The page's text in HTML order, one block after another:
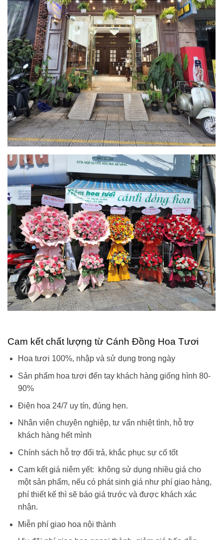
Cam kết chất lượng từ Cánh Đồng Hoa Tươi
Hoa tươi 100%, nhập và sử dụng trong ngày
Sản phẩm hoa tươi đến tay khách hàng giống hình 80-
90%
Điện hoa 24/7 uy tín, đúng hẹn.
Nhân viên chuyên nghiệp, tư vấn nhiệt tình, hỗ trợ
khách hàng hết mình
Chính sách hỗ trợ đổi trả, khắc phục sự cố tốt
Cam kết giá niêm yết: không sử dụng nhiều giá cho
một sản phẩm, nếu có phát sinh giá như phí giao hàng,
phí thiết kế thì sẽ báo giá trước và được khách xác
nhận.
Miễn phí giao hoa nội thành